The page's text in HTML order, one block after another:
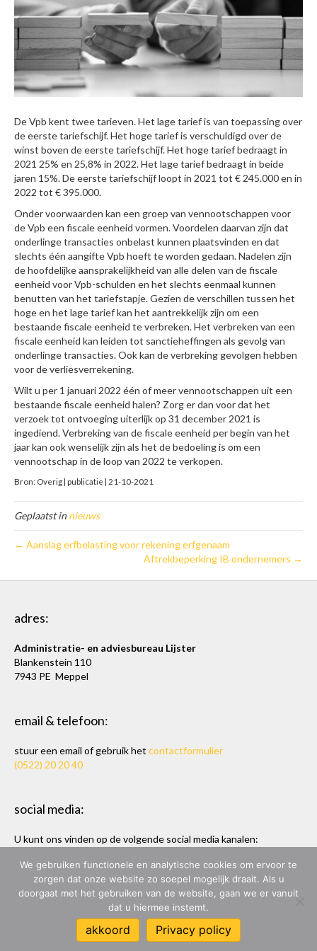
De Vpb kent twee tarieven. Het lage tarief is van toepassing over
de eerste tariefschijf. Het hoge tarief is verschuldigd over de
winst boven de eerste tariefschijf. Het hoge tarief bedraagt in
2021 25% en 25,8% in 2022. Het lage tarief bedraagt in beide
jaren 15%. De eerste tariefschijf loopt in 2021 tot € 245.000 en in
2022 tot € 395.000.
Onder voorwaarden kan een groep van vennootschappen voor
de Vpb een fiscale eenheid vormen. Voordelen daarvan zijn dat
onderlinge transacties onbelast kunnen plaatsvinden en dat
slechts één aangifte Vpb hoeft te worden gedaan. Nadelen zijn
de hoofdelijke aansprakelijkheid van alle delen van de fiscale
eenheid voor Vpb-schulden en het slechts eenmaal kunnen
benutten van het tariefstapje. Gezien de verschillen tussen het
hoge en het lage tarief kan het aantrekkelijk zijn om een
bestaande fiscale eenheid te verbreken. Het verbreken van een
fiscale eenheid kan leiden tot sanctieheffingen als gevolg van
onderlinge transacties. Ook kan de verbreking gevolgen hebben
voor de verliesverrekening.
Wilt u per 1 januari 2022 één of meer vennootschappen uit een
bestaande fiscale eenheid halen? Zorg er dan voor dat het
verzoek tot ontvoeging uiterlijk op 31 december 2021 is
ingediend. Verbreking van de fiscale eenheid per begin van het
jaar kan ook wenselijk zijn als het de bedoeling is om een
vennootschap in de loop van 2022 te verkopen.
Bron: Overig | publicatie | 21-10-2021
Geplaatst innieuws
← Aanslag erfbelasting voor rekening erfgenaam
Aftrekbeperking IB ondernemers →
adres:
Administratie- en adviesbureau Lijster
Blankenstein 110
7943 PE Meppel
email & telefoon:
stuur een email of gebruik het contactformulier
(0522) 20 20 40
social media:
U kunt ons vinden op de volgende social media kanalen:
ADMINISTRATIE- & ADVIESBUREAU LIJSTER
ONTWERP & BOUW: MARC HOPPEN
We gebruiken functionele en analytische cookies om ervoor te
zorgen dat onze website zo soepel mogelijk draait. Als u
doorgaat met het gebruiken van de website, gaan we er vanuit
dat u hiermee instemt.
akkoord Privacy policy